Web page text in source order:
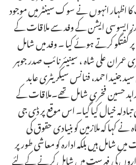
اظہار انہوں نے سوک سینٹر میں موجود
ایسوسی ایشن کے وفد سے ملاقات کے
گفتگو کرتے ہوئے کیا ۔ وفد میں شامل
عمران علی شاہ ، سینیئر نائب صدر جوہر
جنید احمد، فنانس سیکریٹری عابد
زاہد حسین فخری شامل تھے۔ملاقات کے
خیال کیا گیا۔ اس موقع پر ڈی جی
کہ ملازمین کو بنیادی حقوق کی
شامل ہیں بلکہ ادارہ کو معاشی طور پر
کی فہرست میں شامل کرنے کے لئے